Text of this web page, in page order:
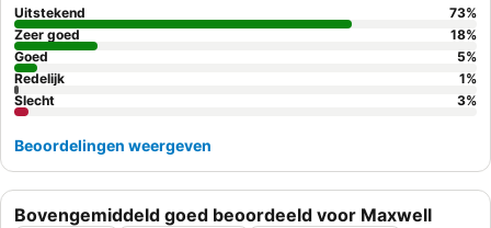
uitzonderlijke massage.
Bovengemiddeld goed beoordeeld voor Maxwell
Uitstekend 73%
Zeer goed
18%
Goed
5%
Redelijk
1%
Slecht
3%
Beoordelingen weergeven